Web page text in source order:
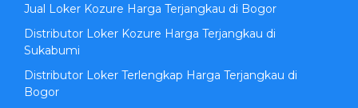
Jual Loker Kozure Harga Terjangkau di Bogor
Distributor Loker Kozure Harga Terjangkau di
Sukabumi
Distributor Loker Terlengkap Harga Terjangkau di
Bogor